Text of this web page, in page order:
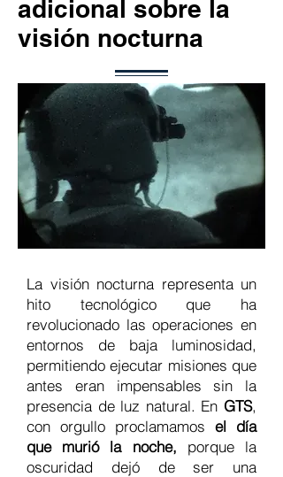
adicional sobre la
visión nocturna
La visión nocturna representa un
hito tecnológico que ha
revolucionado las operaciones en
entornos de baja luminosidad,
permitiendo ejecutar misiones que
antes eran impensables sin la
presencia de luz natural. En GTS,
con orgullo proclamamos el día
que murió la noche, porque la
oscuridad dejó de ser una